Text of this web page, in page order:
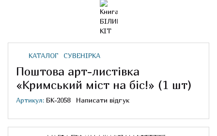
КАТАЛОГ СУВЕНІРКА
Поштова арт-листівка
«Кримський міст на біс!» (1 шт)
Артикул: БК-2058 Написати відгук